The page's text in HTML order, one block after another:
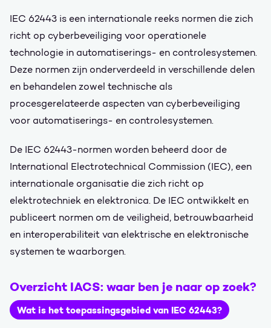
IEC 62443 is een internationale reeks normen die zich
richt op cyberbeveiliging voor operationele
technologie in automatiserings- en controlesystemen.
Deze normen zijn onderverdeeld in verschillende delen
en behandelen zowel technische als
procesgerelateerde aspecten van cyberbeveiliging
voor automatiserings- en controlesystemen.
De IEC 62443-normen worden beheerd door de
International Electrotechnical Commission (IEC), een
internationale organisatie die zich richt op
elektrotechniek en elektronica. De IEC ontwikkelt en
publiceert normen om de veiligheid, betrouwbaarheid
en interoperabiliteit van elektrische en elektronische
systemen te waarborgen.
Overzicht IACS: waar ben je naar op zoek?
Wat is het toepassingsgebied van IEC 62443?